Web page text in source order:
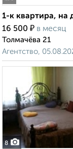
1-к квартира, на
16 500 ₽ в месяц
Толмачёва 21
Агентство,
8